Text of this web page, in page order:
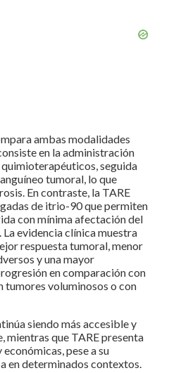
ambas modalidades
en la administración
seguida
tumoral, lo que
En contraste, la TARE
de itrio-90 que permiten
con mínima afectación del
evidencia clínica muestra
respuesta tumoral, menor
y una mayor
en comparación con
tumores voluminosos o con
siendo más accesible y
mientras que TARE presenta
pese a su
en determinados contextos.